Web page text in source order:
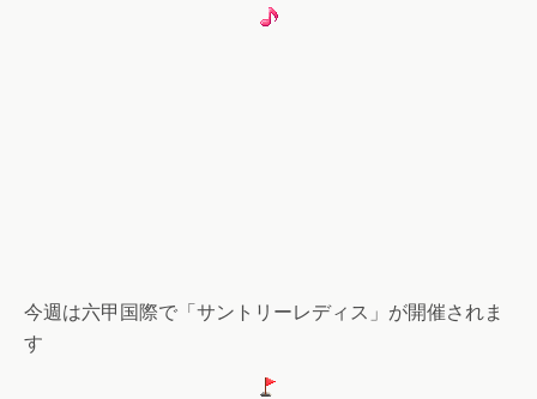
今週は六甲国際で「サントリーレディス」が開催されま
す